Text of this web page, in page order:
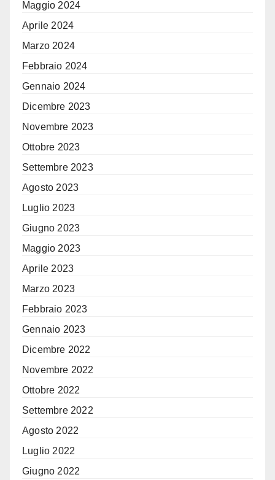
Maggio 2024
Aprile 2024
Marzo 2024
Febbraio 2024
Gennaio 2024
Dicembre 2023
Novembre 2023
Ottobre 2023
Settembre 2023
Agosto 2023
Luglio 2023
Giugno 2023
Maggio 2023
Aprile 2023
Marzo 2023
Febbraio 2023
Gennaio 2023
Dicembre 2022
Novembre 2022
Ottobre 2022
Settembre 2022
Agosto 2022
Luglio 2022
Giugno 2022